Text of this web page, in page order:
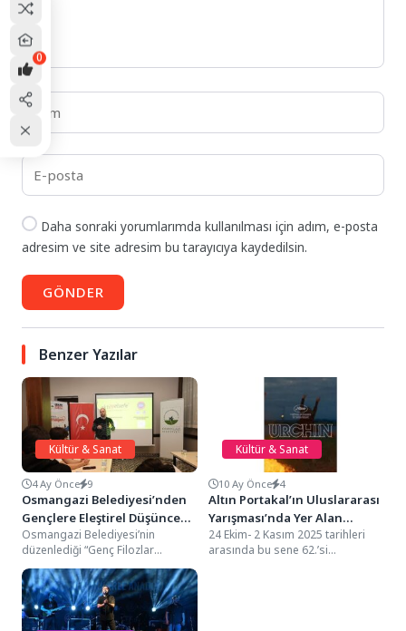
Daha sonraki yorumlarımda kullanılması için adım, e-posta
adresim ve site adresim bu tarayıcıya kaydedilsin.
GÖNDER
Benzer Yazılar
Kültür & Sanat
4 Ay Önce 9
Osmangazi Belediyesi’nden
Gençlere Eleştirel Düşünce
Atölyesi
Osmangazi Belediyesi’nin
düzenlediği “Genç Filozlar
Atölyesi” kapsamında gençler,
bilgi kirliliği ve manipülatif
söylemler karşısında doğruyu...
Kültür & Sanat
10 Ay Önce 4
Altın Portakal’ın Uluslararası
Yarışması’nda Yer Alan
Filmler Açıklandı
24 Ekim- 2 Kasım 2025 tarihleri
arasında bu sene 62.’si
0